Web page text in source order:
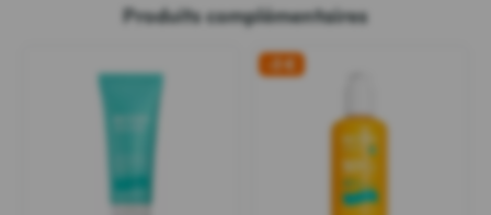
Produits complémentaires
-3 €